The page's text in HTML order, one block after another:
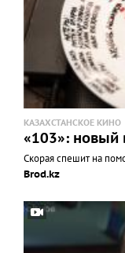
КАЗАХСТАНСКОЕ КИНО
«103»: новый
Скорая спешит на
Brod.kz